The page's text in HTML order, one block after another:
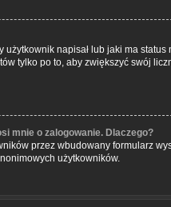
napisał lub jaki ma
tylko po to, aby zwiększyć swój
mnie o zalogowanie. Dlaczego?
przez wbudowany formularz
użytkowników.